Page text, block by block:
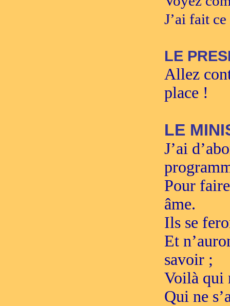
J’ai fait
LE
Allez
place !
LE
J’ai
Pour
âme.
Ils se
Et
savoir ;
Voilà qui
Qui ne